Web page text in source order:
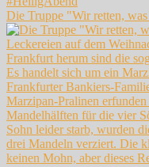
Die Truppe "Wir retten,